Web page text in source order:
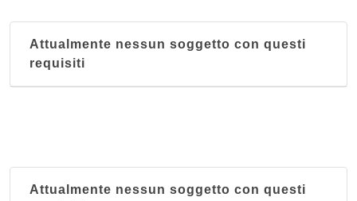
Attualmente nessun soggetto con questi
requisiti
Attualmente nessun soggetto con questi